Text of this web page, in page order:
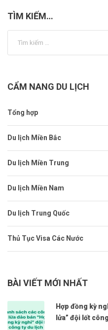
TÌM KIẾM…
CẨM NANG DU LỊCH
Tổng hợp
Du lịch Miền Bắc
Du lịch Miền Trung
Du lịch Miền Nam
Du lịch Trung Quốc
Thủ Tục Visa Các Nước
BÀI VIẾT MỚI NHẤT
Hợp đồng kỳ
lửa” đội lốt